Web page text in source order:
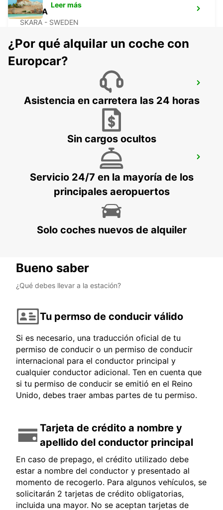
SKARA
SKARA - SWEDEN
GOTHENBURG - HISINGEN
HISINGS BACKA - SWEDEN
GOTHENBURG CIUDAD
GOTHENBURG - SWEDEN
Leer más
¿Por qué alquilar un coche con
Europcar?
Asistencia en carretera las 24 horas
Sin cargos ocultos
Servicio 24/7 en la mayoría de los
principales aeropuertos
Solo coches nuevos de alquiler
Bueno saber
¿Qué debes llevar a la estación?
Tu permso de conducir válido
Si es necesario, una traducción oficial de tu
permiso de conducir o un permiso de conducir
internacional para el conductor principal y
cualquier conductor adicional. Ten en cuenta que
si tu permiso de conducir se emitió en el Reino
Unido, debes traer ambas partes de tu permiso.
Tarjeta de crédito a nombre y
apellido del conductor principal
En caso de prepago, el crédito utilizado debe
estar a nombre del conductor y presentado al
momento de recogerlo. Para algunos vehículos, se
solicitarán 2 tarjetas de crédito obligatorias,
incluida una mayor. No se aceptan tarjetas de